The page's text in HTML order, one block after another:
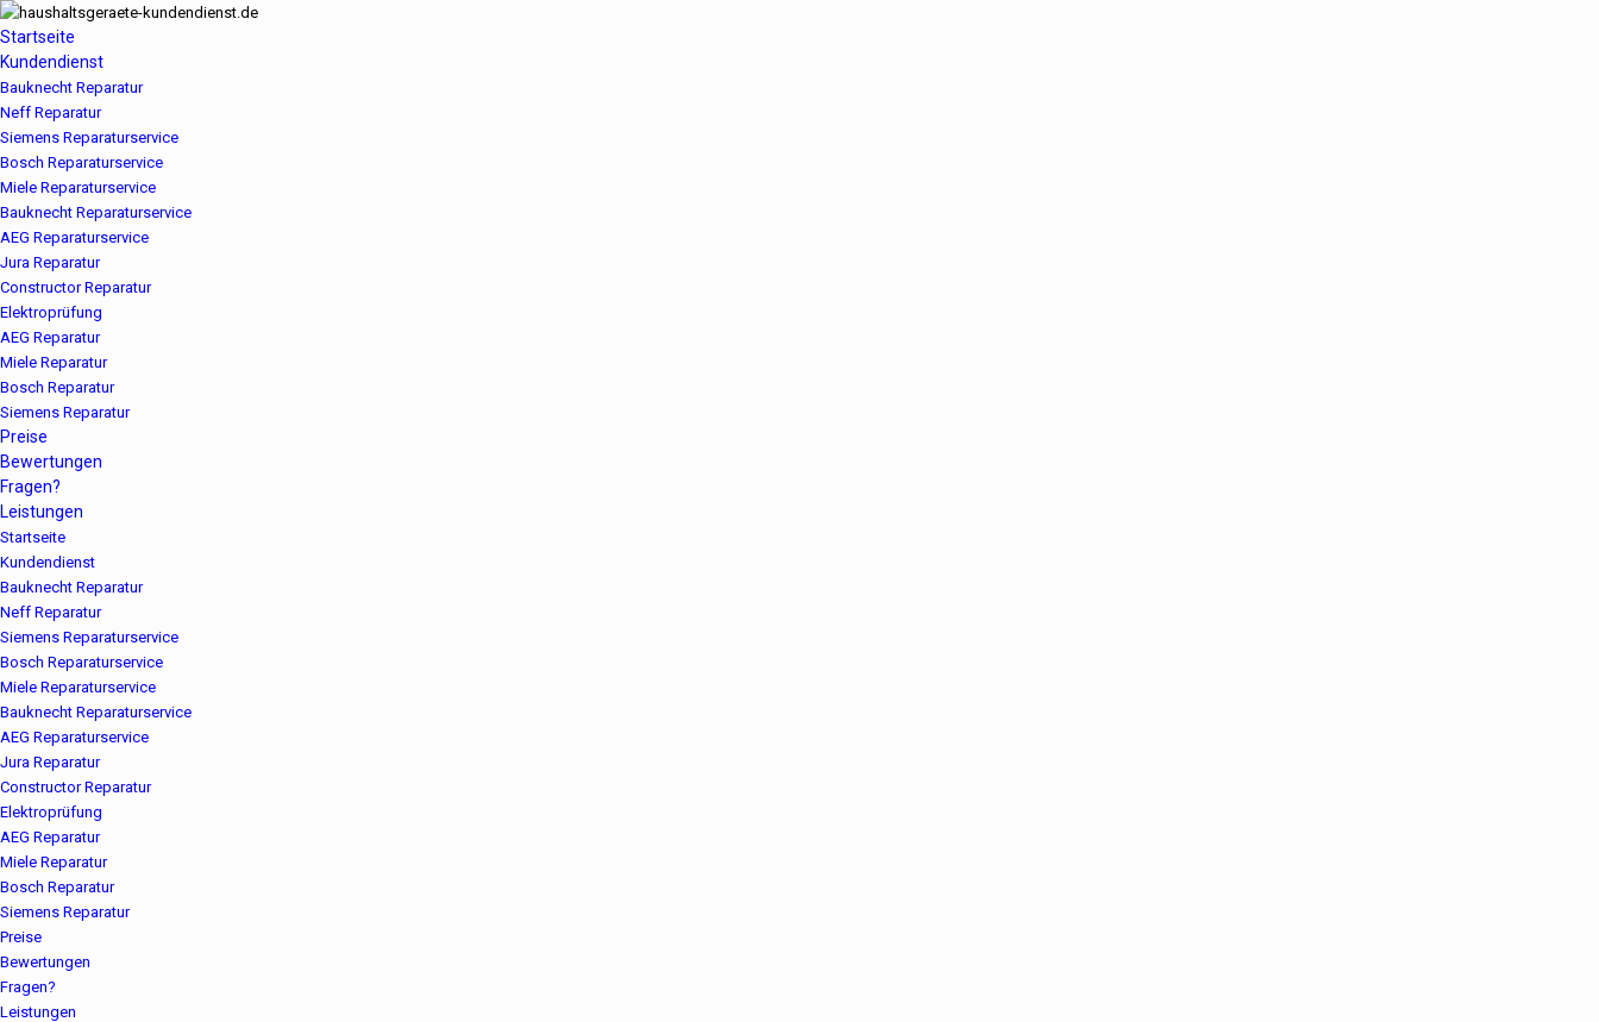
Startseite
Kundendienst
Bauknecht Reparatur
Neff Reparatur
Siemens Reparaturservice
Bosch Reparaturservice
Miele Reparaturservice
Bauknecht Reparaturservice
AEG Reparaturservice
Jura Reparatur
Constructor Reparatur
Elektroprüfung
AEG Reparatur
Miele Reparatur
Bosch Reparatur
Siemens Reparatur
Preise
Bewertungen
Fragen?
Leistungen
Startseite
Kundendienst
Bauknecht Reparatur
Neff Reparatur
Siemens Reparaturservice
Bosch Reparaturservice
Miele Reparaturservice
Bauknecht Reparaturservice
AEG Reparaturservice
Jura Reparatur
Constructor Reparatur
Elektroprüfung
AEG Reparatur
Miele Reparatur
Bosch Reparatur
Siemens Reparatur
Preise
Bewertungen
Fragen?
Leistungen